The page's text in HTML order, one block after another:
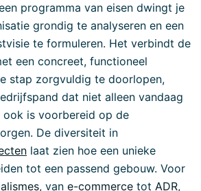
programma van eisen dwingt je
grondig te analyseren en een
te formuleren. Het verbindt de
een concreet, functioneel
stap zorgvuldig te doorlopen,
dat niet alleen vandaag
is voorbereid op de
De diversiteit in
laat zien hoe een unieke
tot een passend gebouw. Voor
, van e-commerce tot ADR,